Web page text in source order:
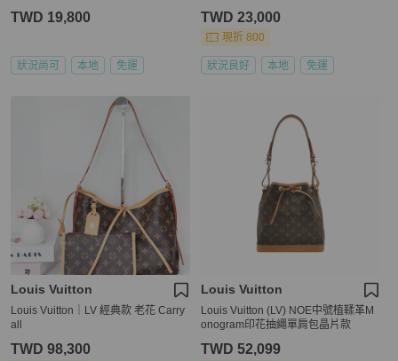
TWD 19,800
狀況尚可 本地 免運
TWD 23,000
現折 800
狀況良好 本地 免運
Louis Vuitton
Louis Vuitton｜LV 經典款 老花 Carry
all
TWD 98,300
Louis Vuitton
Louis Vuitton (LV) NOE中號植鞣革M
onogram印花抽繩單肩包晶片款
TWD 52,099